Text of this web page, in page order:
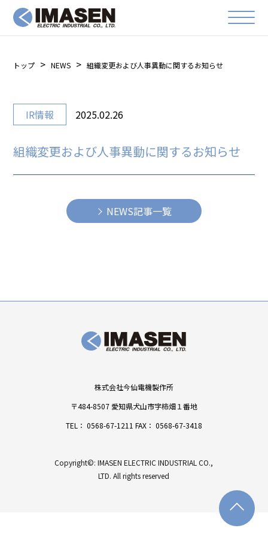
トップ NEWS 組織変更および人事異動に関するお知らせ
IR情報 2025.02.26
組織変更および人事異動に関するお知らせ
NEWS記事一覧
株式会社今仙電機製作所
〒484-8507 愛知県犬山市字柿畑１番地
TEL： 0568-67-1211 FAX： 0568-67-3418
Copyright©: IMASEN ELECTRIC INDUSTRIAL CO.,
LTD. All rights reserved